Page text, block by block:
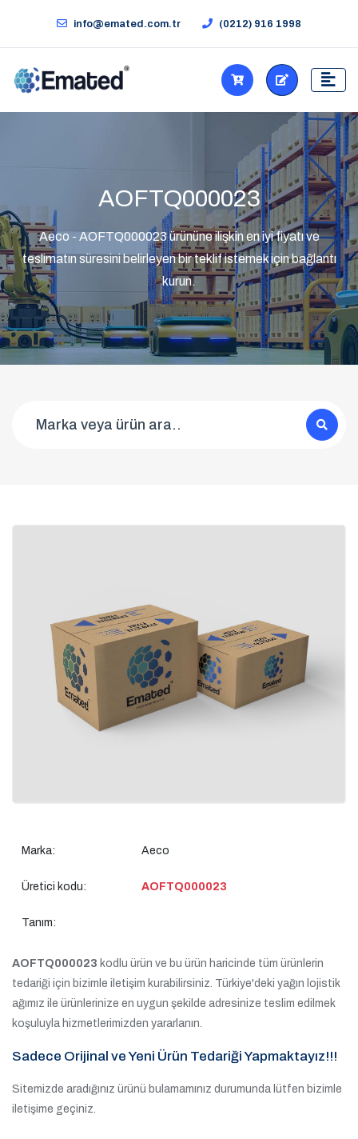
info@emated.com.tr (0212) 916 1998
AOFTQ000023
Aeco - AOFTQ000023 ürününe ilişkin en iyi fiyatı ve
teslimatın süresini belirleyen bir teklif istemek için bağlantı
kurun.
Marka: Aeco
Üretici kodu: AOFTQ000023
Tanım:
AOFTQ000023 kodlu ürün ve bu ürün haricinde tüm ürünlerin
tedariği için bizimle iletişim kurabilirsiniz. Türkiye'deki yağın lojistik
ağımız ile ürünlerinize en uygun şekilde adresinize teslim edilmek
koşuluyla hizmetlerimizden yararlanın.
Sadece Orijinal ve Yeni Ürün Tedariği Yapmaktayız!!!
Sitemizde aradığınız ürünü bulamamınız durumunda lütfen bizimle
iletişime geçiniz.